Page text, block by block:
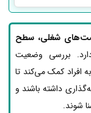
شغلی، سطح
دارد. بررسی وضعیت
افراد کمک می‌کند تا
داشته باشند و
شوند.